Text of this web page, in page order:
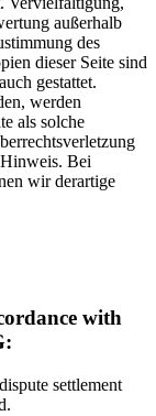
außerhalb
des
dieser Seite sind
gestattet.
werden
als solche
Bei
wir derartige
with
settlement